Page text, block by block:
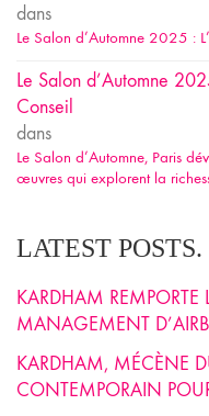
dans
Le Salon d’Automne 2025 :
Le Salon d’Automne
Conseil
dans
Le Salon d’Automne, Paris
œuvres qui explorent la
LATEST POSTS.
KARDHAM REMPORTE
MANAGEMENT
KARDHAM, MÉCÈNE
CONTEMPORAIN